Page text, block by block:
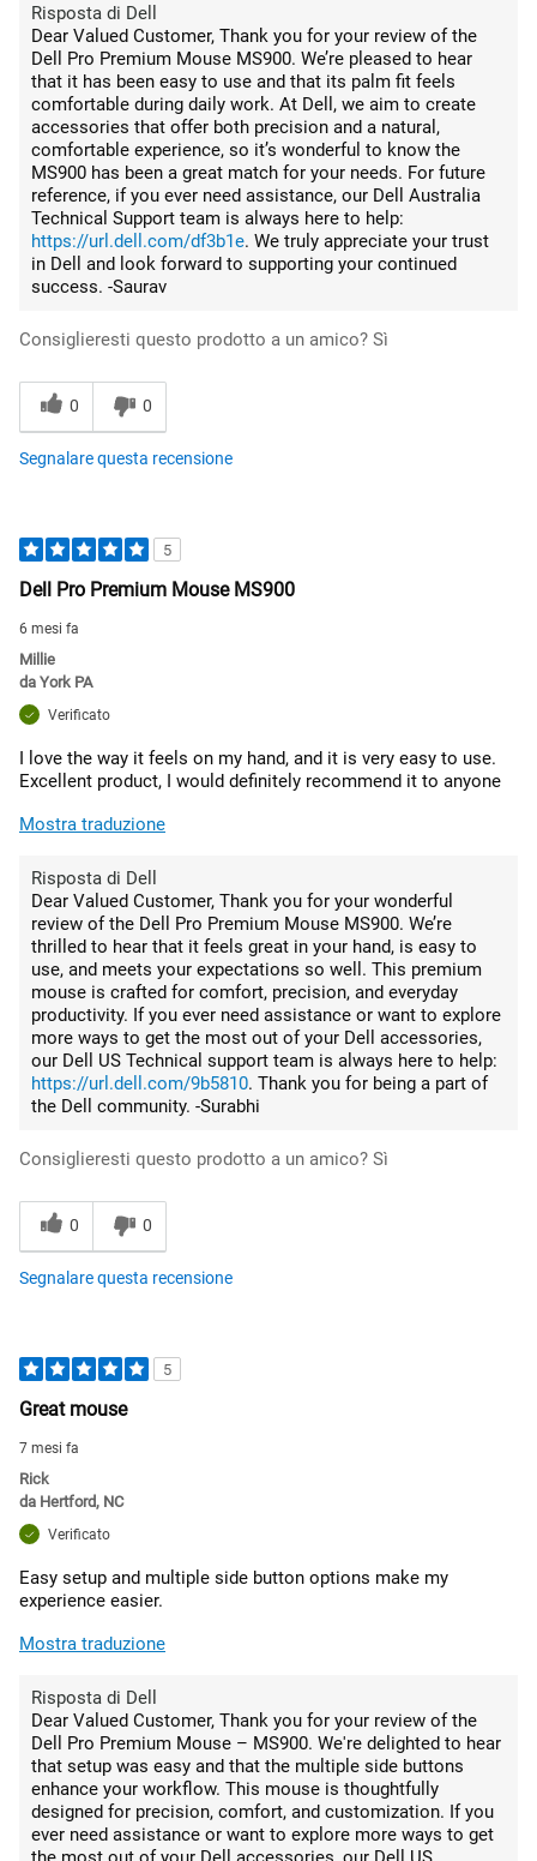
Risposta di Dell
Dear Valued Customer, Thank you for your review of the
Dell Pro Premium Mouse MS900. We’re pleased to hear
that it has been easy to use and that its palm fit feels
comfortable during daily work. At Dell, we aim to create
accessories that offer both precision and a natural,
comfortable experience, so it’s wonderful to know the
MS900 has been a great match for your needs. For future
reference, if you ever need assistance, our Dell Australia
Technical Support team is always here to help:
https://url.dell.com/df3b1e. We truly appreciate your trust
in Dell and look forward to supporting your continued
success. -Saurav
Consiglieresti questo prodotto a un amico? Sì
0 0
Segnalare questa recensione
5
Dell Pro Premium Mouse MS900
6 mesi fa
Millie
da York PA
Verificato
I love the way it feels on my hand, and it is very easy to use.
Excellent product, I would definitely recommend it to anyone
Mostra traduzione
Risposta di Dell
Dear Valued Customer, Thank you for your wonderful
review of the Dell Pro Premium Mouse MS900. We’re
thrilled to hear that it feels great in your hand, is easy to
use, and meets your expectations so well. This premium
mouse is crafted for comfort, precision, and everyday
productivity. If you ever need assistance or want to explore
more ways to get the most out of your Dell accessories,
our Dell US Technical support team is always here to help:
https://url.dell.com/9b5810. Thank you for being a part of
the Dell community. -Surabhi
Consiglieresti questo prodotto a un amico? Sì
0 0
Segnalare questa recensione
5
Great mouse
7 mesi fa
Rick
da Hertford, NC
Verificato
Easy setup and multiple side button options make my
experience easier.
Mostra traduzione
Risposta di Dell
Dear Valued Customer, Thank you for your review of the
Dell Pro Premium Mouse – MS900. We're delighted to hear
that setup was easy and that the multiple side buttons
enhance your workflow. This mouse is thoughtfully
designed for precision, comfort, and customization. If you
ever need assistance or want to explore more ways to get